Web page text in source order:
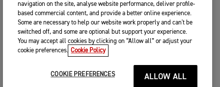
navigation on the site, analyse website performance, deliver profile-
based commercial content, and provide a better online experience.
Some are necessary to help our website work properly and can't be
switched off, and some are optional but support your experience.
You may accept all cookies by clicking on “Allow all” or adjust your
cookie preferences. Cookie Policy
COOKIE PREFERENCES ALLOW ALL